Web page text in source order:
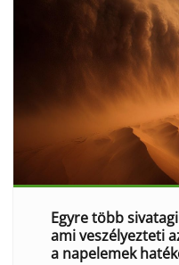
Egyre több
ami veszélyezteti
a napelemek